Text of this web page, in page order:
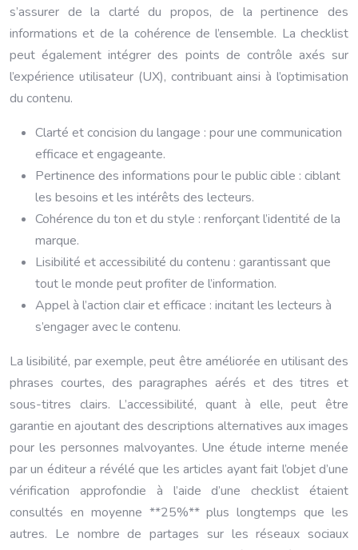
s’assurer de la clarté du propos, de la pertinence des
informations et de la cohérence de l’ensemble. La checklist
peut également intégrer des points de contrôle axés sur
l’expérience utilisateur (UX), contribuant ainsi à l’optimisation
du contenu.
Clarté et concision du langage : pour une communication
efficace et engageante.
Pertinence des informations pour le public cible : ciblant
les besoins et les intérêts des lecteurs.
Cohérence du ton et du style : renforçant l’identité de la
marque.
Lisibilité et accessibilité du contenu : garantissant que
tout le monde peut profiter de l’information.
Appel à l’action clair et efficace : incitant les lecteurs à
s’engager avec le contenu.
La lisibilité, par exemple, peut être améliorée en utilisant des
phrases courtes, des paragraphes aérés et des titres et
sous-titres clairs. L’accessibilité, quant à elle, peut être
garantie en ajoutant des descriptions alternatives aux images
pour les personnes malvoyantes. Une étude interne menée
par un éditeur a révélé que les articles ayant fait l’objet d’une
vérification approfondie à l’aide d’une checklist étaient
consultés en moyenne **25%** plus longtemps que les
autres. Le nombre de partages sur les réseaux sociaux